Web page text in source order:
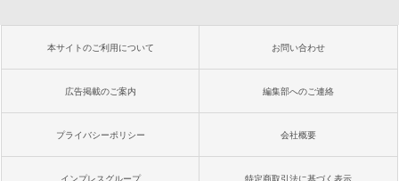
本サイトのご利用について お問い合わせ
広告掲載のご案内 編集部へのご連絡
プライバシーポリシー 会社概要
インプレスグループ 特定商取引法に基づく表示